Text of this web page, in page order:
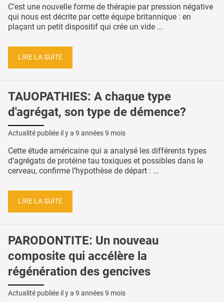
C’est une nouvelle forme de thérapie par pression négative
qui nous est décrite par cette équipe britannique : en
plaçant un petit dispositif qui crée un vide ...
LIRE LA SUITE
TAUOPATHIES: A chaque type
d'agrégat, son type de démence?
Actualité publiée il y a 9 années 9 mois
Cette étude américaine qui a analysé les différents types
d’agrégats de protéine tau toxiques et possibles dans le
cerveau, confirme l’hypothèse de départ : ...
LIRE LA SUITE
PARODONTITE: Un nouveau
composite qui accélère la
régénération des gencives
Actualité publiée il y a 9 années 9 mois